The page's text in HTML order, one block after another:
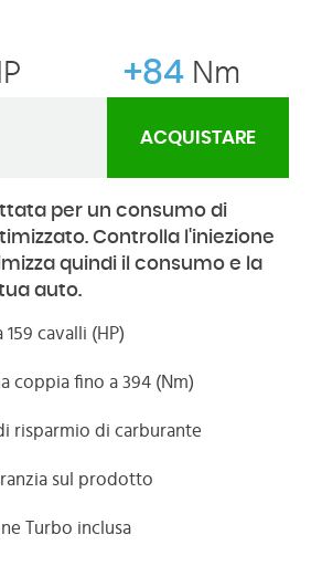
+84 Nm
ACQUISTARE
per un consumo di
Controlla l'iniezione
quindi il consumo e la
auto.
cavalli (HP)
coppia fino a 394 (Nm)
risparmio di carburante
sul prodotto
Turbo inclusa